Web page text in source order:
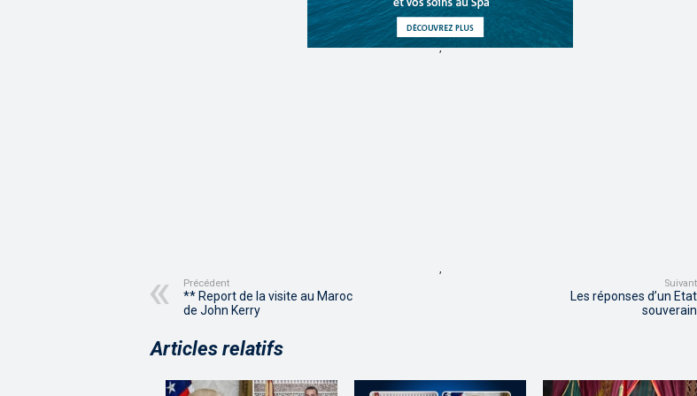
,
,
Précédent
** Report de la visite au Maroc
de John Kerry
Suivant
Les réponses d’un Etat
souverain
Articles relatifs